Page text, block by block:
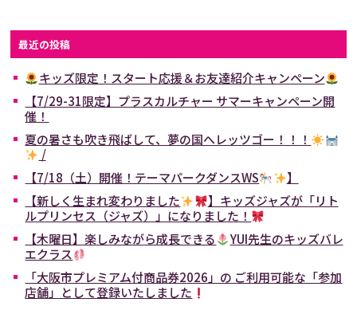
最近の投稿
キッズ限定！スタート応援＆お友達紹介キャンペーン
【7/29-31限定】プラスカルチャー サマーキャンペーン開
催！
夏の暑さも吹き飛ばして、夢の国へレッツゴー！！！
/
【7/18（土）開催！テーマパークダンスWS
】
【新しく生まれ変わりました
】キッズジャズが「リト
ルプリンセス（ジャズ）」になりました！
【木曜日】楽しみながら成長できる
YUI先生のキッズバレ
エクラス
「大阪市プレミアム付商品券2026」の ご利用可能な「参加
店舗」として登録いたしました